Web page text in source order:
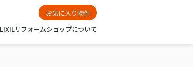
お気に入り物件
LIXILリフォームショップについて